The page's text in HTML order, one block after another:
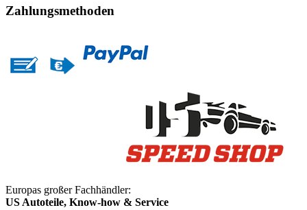
Zahlungsmethoden
Europas großer Fachhändler:
US Autoteile, Know-how & Service